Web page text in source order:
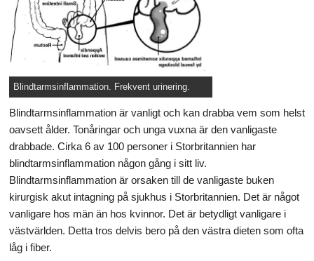
Blindtarmsinflammation. Frekvent urinering.
Blindtarmsinflammation är vanligt och kan drabba vem som helst
oavsett ålder. Tonåringar och unga vuxna är den vanligaste
drabbade. Cirka 6 av 100 personer i Storbritannien har
blindtarmsinflammation någon gång i sitt liv.
Blindtarmsinflammation är orsaken till de vanligaste buken
kirurgisk akut intagning på sjukhus i Storbritannien. Det är något
vanligare hos män än hos kvinnor. Det är betydligt vanligare i
västvärlden. Detta tros delvis bero på den västra dieten som ofta
låg i fiber.